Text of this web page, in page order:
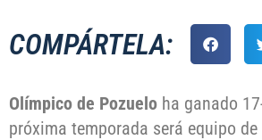
COMPÁRTELA:
Olímpico de Pozuelo ha ganado
próxima temporada será equipo de